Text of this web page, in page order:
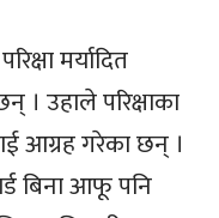
मर्यादित
। उहाले परिक्षाका
आग्रह गरेका छन् ।
बिना आफू पनि